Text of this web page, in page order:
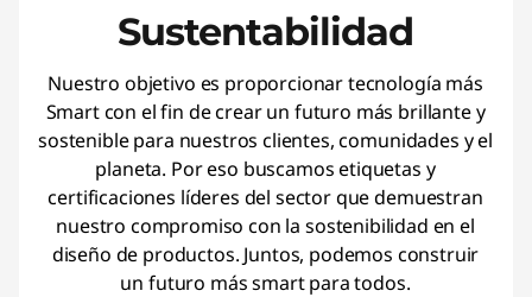
Sustentabilidad
Nuestro objetivo es proporcionar tecnología más
Smart con el fin de crear un futuro más brillante y
sostenible para nuestros clientes, comunidades y el
planeta. Por eso buscamos etiquetas y
certificaciones líderes del sector que demuestran
nuestro compromiso con la sostenibilidad en el
diseño de productos. Juntos, podemos construir
un futuro más smart para todos.